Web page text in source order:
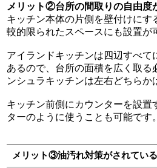
メリット②台所の間取りの自由度
キッチン本体の片側を壁付けにす
較的限られたスペースにも設置が
アイランドキッチンは四辺すべて
あるので、台所の面積を広く取る
ンシュラキッチンは左右どちらか
キッチン前側にカウンターを設置
ターのように使うことも可能です。
メリット③油汚れ対策がされている